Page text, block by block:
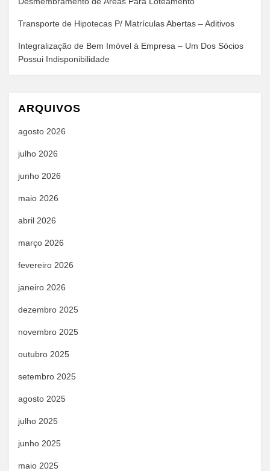
Transporte de Hipotecas P/ Matrículas Abertas – Aditivos
Integralização de Bem Imóvel à Empresa – Um Dos Sócios
Possui Indisponibilidade
ARQUIVOS
agosto 2026
julho 2026
junho 2026
maio 2026
abril 2026
março 2026
fevereiro 2026
janeiro 2026
dezembro 2025
novembro 2025
outubro 2025
setembro 2025
agosto 2025
julho 2025
junho 2025
maio 2025